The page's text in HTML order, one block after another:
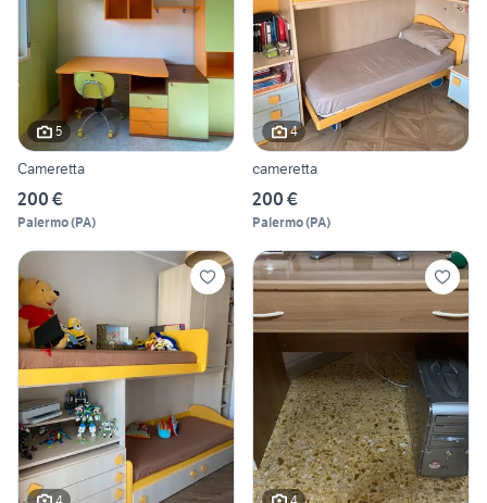
5
Cameretta
200 €
Palermo(PA)
4
cameretta
200 €
Palermo(PA)